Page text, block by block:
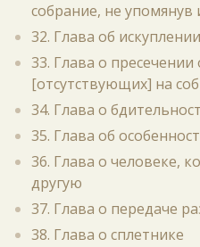
собрание, не упомянув
32. Глава об
33. Глава о пресечении
[отсутствующих] на
34. Глава о
35. Глава об
36. Глава о человеке,
другую
37. Глава о передаче
38. Глава о сплетнике